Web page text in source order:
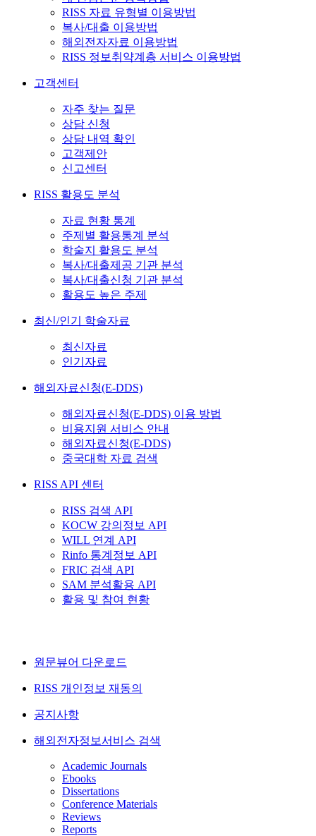
RISS 자료 유형별 이용방법
복사/대출 이용방법
해외전자자료 이용방법
RISS 정보취약계층 서비스 이용방법
고객센터
자주 찾는 질문
상담 신청
상담 내역 확인
고객제안
신고센터
RISS 활용도 분석
자료 현황 통계
주제별 활용통계 분석
학술지 활용도 분석
복사/대출제공 기관 분석
복사/대출신청 기관 분석
활용도 높은 주제
최신/인기 학술자료
최신자료
인기자료
해외자료신청(E-DDS)
해외자료신청(E-DDS) 이용 방법
비용지원 서비스 안내
해외자료신청(E-DDS)
중국대학 자료 검색
RISS API 센터
RISS 검색 API
KOCW 강의정보 API
WILL 연계 API
Rinfo 통계정보 API
FRIC 검색 API
SAM 분석활용 API
활용 및 참여 현황
원문뷰어 다운로드
RISS 개인정보 재동의
공지사항
해외전자정보서비스 검색
Academic Journals
Ebooks
Dissertations
Conference Materials
Reviews
Reports